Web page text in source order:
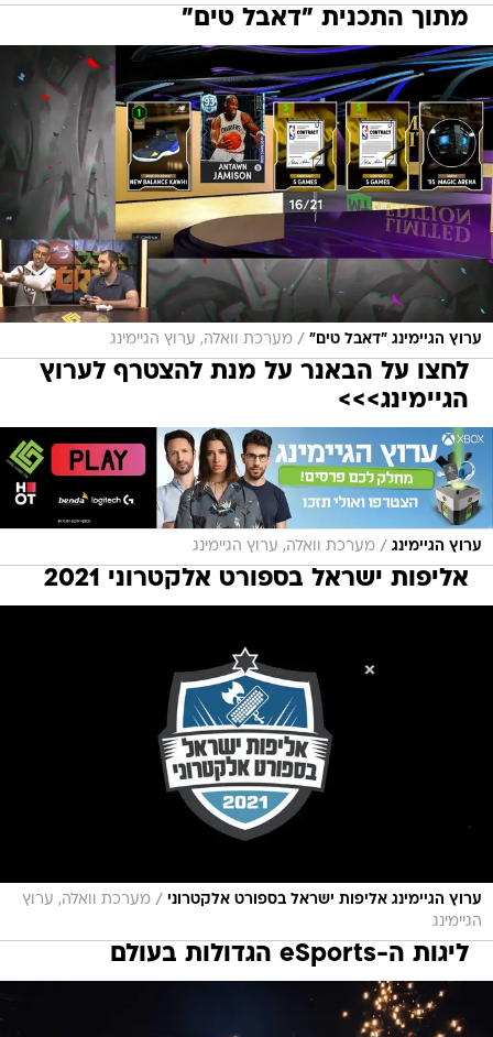
מתוך התכנית "דאבל טים"
ערוץ הגיימינג "דאבל טים" / מערכת וואלה, ערוץ הגיימינג
לחצו על הבאנר על מנת להצטרף לערוץ
הגיימינג>>>
ערוץ הגיימינג / מערכת וואלה, ערוץ הגיימינג
אליפות ישראל בספורט אלקטרוני 2021
ערוץ הגיימינג אליפות ישראל בספורט אלקטרוני / מערכת וואלה, ערוץ
הגיימינג
ליגות ה-eSports הגדולות בעולם